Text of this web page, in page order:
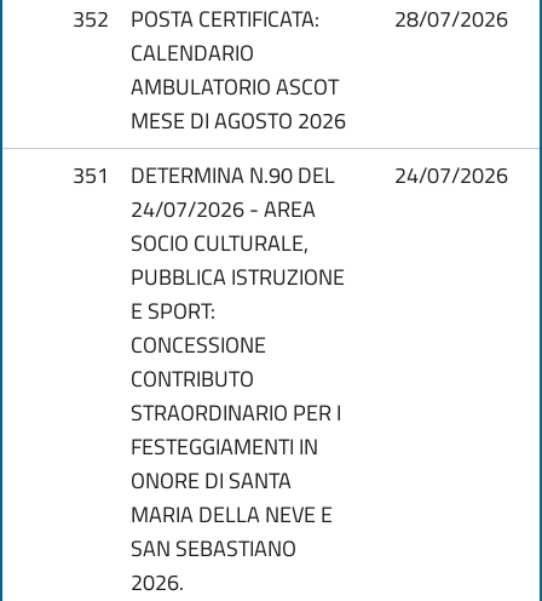
352
POSTA CERTIFICATA:
CALENDARIO
AMBULATORIO ASCOT
MESE DI AGOSTO 2026
28/07/2026
351
DETERMINA N.90 DEL
24/07/2026 - AREA
SOCIO CULTURALE,
PUBBLICA ISTRUZIONE
E SPORT:
CONCESSIONE
CONTRIBUTO
STRAORDINARIO PER I
FESTEGGIAMENTI IN
ONORE DI SANTA
MARIA DELLA NEVE E
SAN SEBASTIANO
2026.
24/07/2026